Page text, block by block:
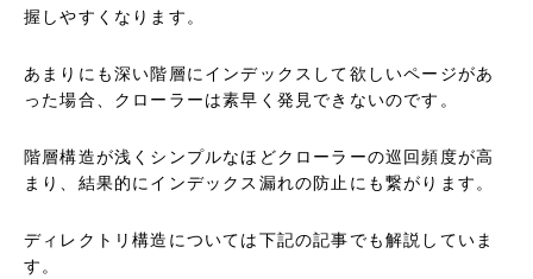
握しやすくなります。
あまりにも深い階層にインデックスして欲しいページがあ
った場合、クローラーは素早く発見できないのです。
階層構造が浅くシンプルなほどクローラーの巡回頻度が高
まり、結果的にインデックス漏れの防止にも繋がります。
ディレクトリ構造については下記の記事でも解説していま
す。